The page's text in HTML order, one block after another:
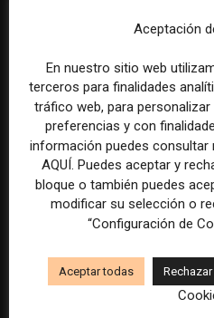
La Marea cierra 2025 con
superávit, pero su
cooperativa pierde 38.542
euros
Aceptación
En nuestro sitio web
terceros para finalidades
tráfico web, para
preferencias y con
información puedes consultar
AQUÍ. Puedes aceptar y
bloque o también puedes
modificar su selección o
“Configuración de
Aceptar todas